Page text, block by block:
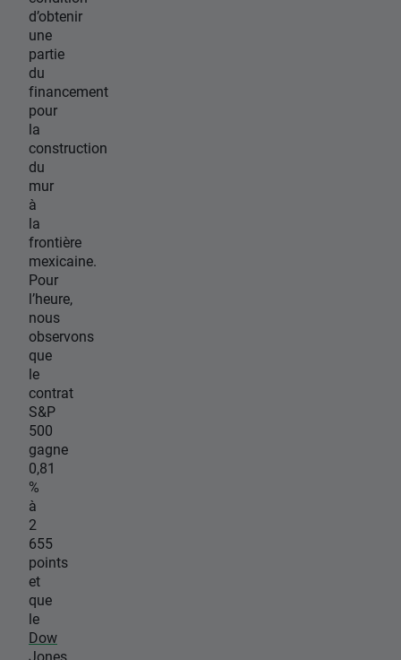
d’obtenir
une
partie
du
financement
pour
la
construction
du
mur
à
la
frontière
mexicaine.
Pour
l’heure,
nous
observons
que
le
contrat
S&P
500
gagne
0,81
%
à
2
655
points
et
que
le
Dow
Jones